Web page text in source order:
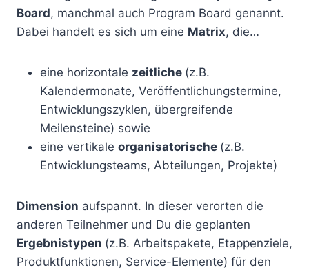
Board, manchmal auch Program Board genannt.
Dabei handelt es sich um eine Matrix, die…
eine horizontale zeitliche (z.B.
Kalendermonate, Veröffentlichungstermine,
Entwicklungszyklen, übergreifende
Meilensteine) sowie
eine vertikale organisatorische (z.B.
Entwicklungsteams, Abteilungen, Projekte)
Dimension aufspannt. In dieser verorten die
anderen Teilnehmer und Du die geplanten
Ergebnistypen (z.B. Arbeitspakete, Etappenziele,
Produktfunktionen, Service-Elemente) für den